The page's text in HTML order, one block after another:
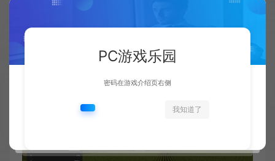
PC游戏乐园
密码在游戏介绍页右侧
我知道了